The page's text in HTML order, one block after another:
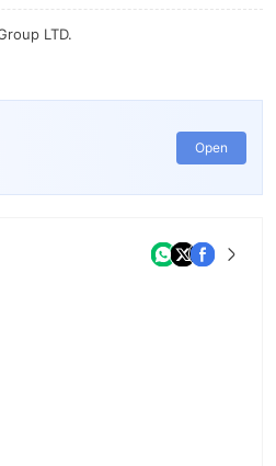
LTD.
Open